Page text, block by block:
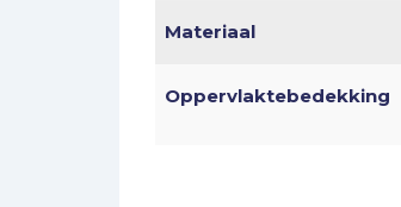
Materiaal
Oppervlaktebedekking